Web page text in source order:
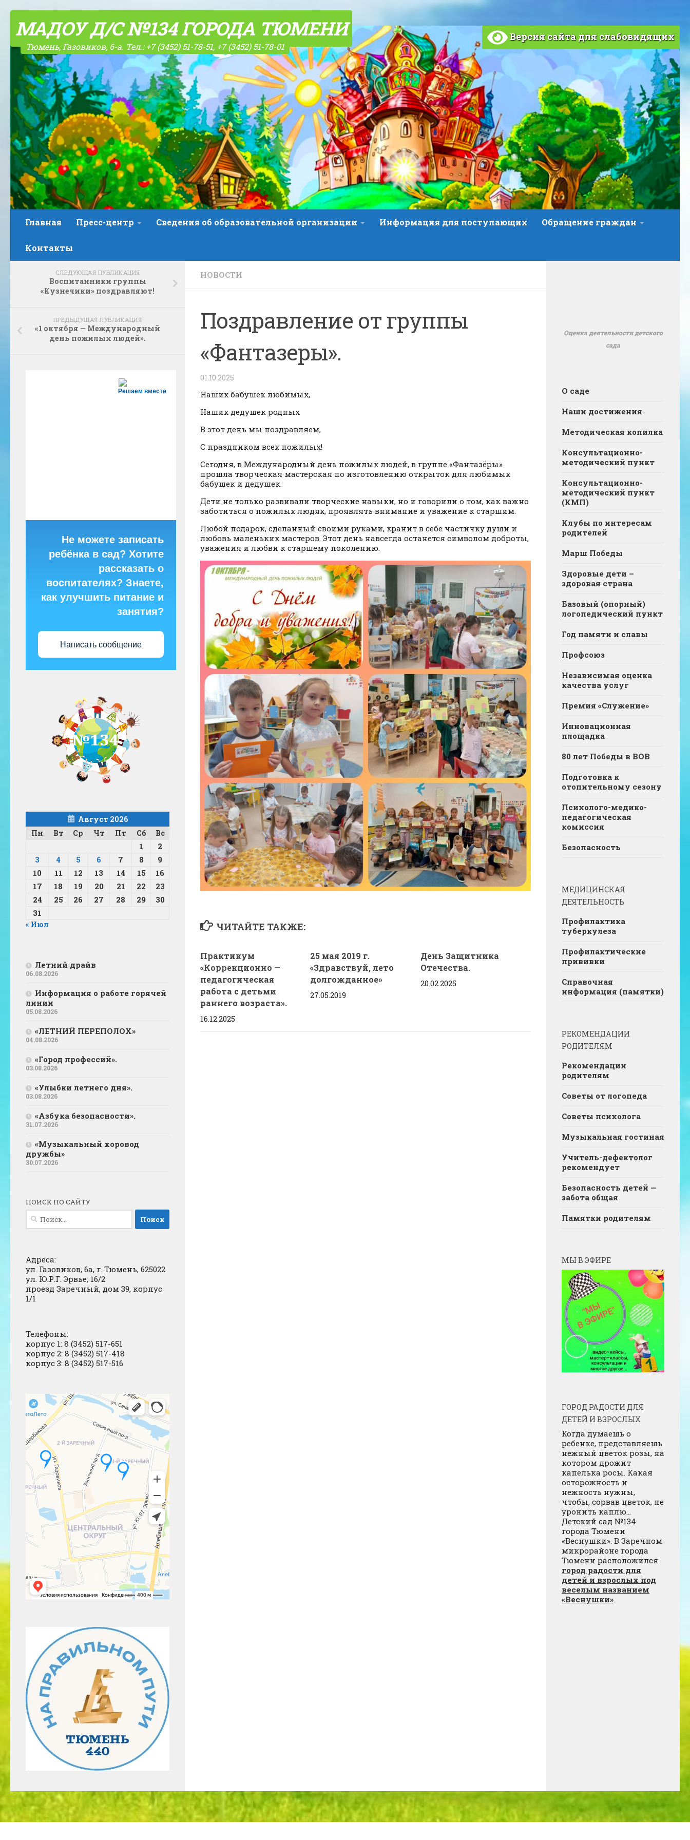
МАДОУ Д/С №134 ГОРОДА ТЮМЕНИ
Тюмень, Газовиков, 6-а. Тел.: +7 (3452) 51-78-51, +7 (3452) 51-78-01
Версия сайта для слабовидящих
Главная Пресс-центр Сведения об образовательной организации Информация для поступающих Обращение граждан
Контакты
НОВОСТИ
Поздравление от группы
«Фантазеры».
01.10.2025
Наших бабушек любимых,
Наших дедушек родных
В этот день мы поздравляем,
С праздником всех пожилых!
Сегодня, в Международный день пожилых людей, в группе «Фантазёры»
прошла творческая мастерская по изготовлению открыток для любимых
бабушек и дедушек.
Дети не только развивали творческие навыки, но и говорили о том, как важно
заботиться о пожилых людях, проявлять внимание и уважение к старшим.
Любой подарок, сделанный своими руками, хранит в себе частичку души и
любовь маленьких мастеров. Этот день навсегда останется символом доброты,
уважения и любви к старшему поколению.
ЧИТАЙТЕ ТАКЖЕ:
Практикум
«Коррекционно —
педагогическая
работа с детьми
раннего возраста».
16.12.2025
25 мая 2019 г.
«Здравствуй, лето
долгожданное»
27.05.2019
День Защитника
Отечества.
20.02.2025
СЛЕДУЮЩАЯ ПУБЛИКАЦИЯ
Воспитанники группы
«Кузнечики» поздравляют!
ПРЕДЫДУЩАЯ ПУБЛИКАЦИЯ
«1 октября — Международный
день пожилых людей».
Решаем вместе
Не можете записать
ребёнка в сад? Хотите
рассказать о
воспитателях? Знаете,
как улучшить питание и
занятия?
Написать сообщение
Август 2026
Пн
Вт Ср Чт Пт Сб Вс
1
2
3
4 5 6 7 8
9
10
11 12 13 14 15
16
17
18 19 20 21 22
23
24
25 26 27 28 29
30
31
« Июл
Летний драйв
06.08.2026
Информация о работе горячей
линии
05.08.2026
«ЛЕТНИЙ ПЕРЕПОЛОХ»
04.08.2026
«Город профессий».
03.08.2026
«Улыбки летнего дня».
03.08.2026
«Азбука безопасности».
31.07.2026
«Музыкальный хоровод
дружбы»
30.07.2026
ПОИСК ПО САЙТУ
Найти:
Адреса:
ул. Газовиков, 6а, г. Тюмень, 625022
ул. Ю.Р.Г. Эрвье, 16/2
проезд Заречный, дом 39, корпус
1/1
Телефоны:
корпус 1: 8 (3452) 517-651
корпус 2: 8 (3452) 517-418
корпус 3: 8 (3452) 517-516
Оценка деятельности детского
сада
О саде
Наши достижения
Методическая копилка
Консультационно-
методический пункт
Консультационно-
методический пункт
(КМП)
Клубы по интересам
родителей
Марш Победы
Здоровые дети –
здоровая страна
Базовый (опорный)
логопедический пункт
Год памяти и славы
Профсоюз
Независимая оценка
качества услуг
Премия «Служение»
Инновационная
площадка
80 лет Победы в ВОВ
Подготовка к
отопительному сезону
Психолого-медико-
педагогическая
комиссия
Безопасность
МЕДИЦИНСКАЯ
ДЕЯТЕЛЬНОСТЬ
Профилактика
туберкулеза
Профилактические
прививки
Справочная
информация (памятки)
РЕКОМЕНДАЦИИ
РОДИТЕЛЯМ
Рекомендации
родителям
Советы от логопеда
Советы психолога
Музыкальная гостиная
Учитель-дефектолог
рекомендует
Безопасность детей —
забота общая
Памятки родителям
МЫ В ЭФИРЕ
ГОРОД РАДОСТИ ДЛЯ
ДЕТЕЙ И ВЗРОСЛЫХ
Когда думаешь о
ребенке, представляешь
нежный цветок розы, на
котором дрожит
капелька росы. Какая
осторожность и
нежность нужны,
чтобы, сорвав цветок, не
уронить каплю…
Детский сад №134
города Тюмени
«Веснушки». В Заречном
микрорайоне города
Тюмени расположился
город радости для
детей и взрослых под
веселым названием
«Веснушки».